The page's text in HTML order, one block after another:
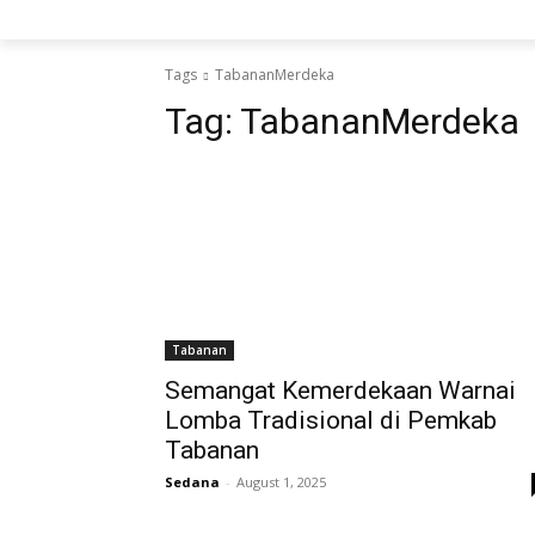
Tags TabananMerdeka
Tag: TabananMerdeka
Tabanan
Semangat Kemerdekaan Warnai
Lomba Tradisional di Pemkab
Tabanan
Sedana - August 1, 2025